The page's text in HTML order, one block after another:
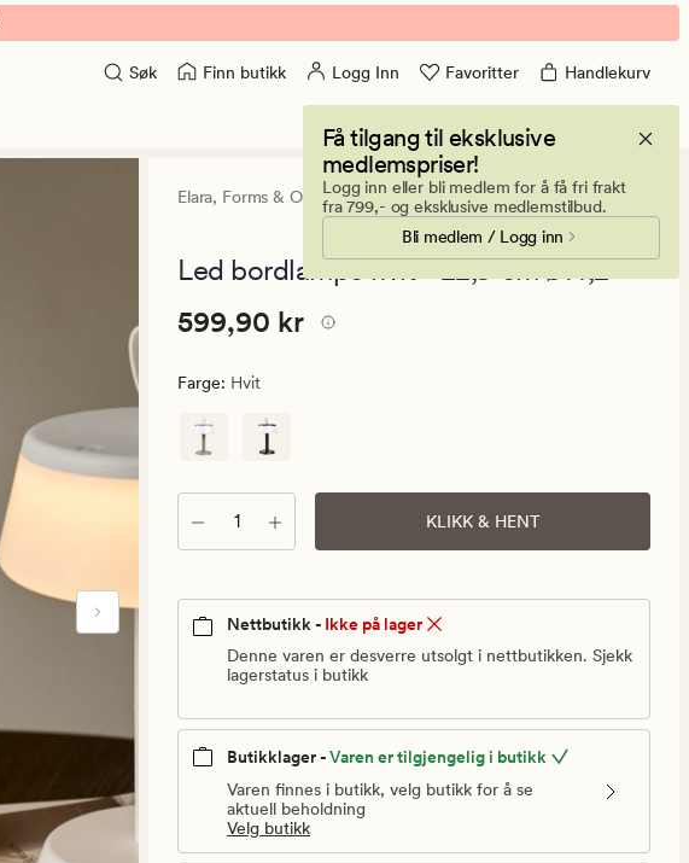
Søk Finn butikk Logg Inn Favoritter Handlekurv
Få tilgang til eksklusive
medlemspriser!
Logg inn eller bli medlem for å få fri frakt
fra 799,- og eksklusive medlemstilbud.
Bli medlem / Logg inn
Elara, Forms & Objects
0
en
0
Led bordlampe hvit - 22,9 cm ø14,2
Pris
599,90
kr.
Vanlig
pris
599,90
kr
Pris 599,90 kr
599,90 kr
Farge: Hvit
Antall KLIKK & HENT
Nettbutikk - Ikke på lager
Denne varen er desverre utsolgt i nettbutikken. Sjekk
lagerstatus i butikk
Butikklager -Varen er tilgjengelig i butikk
Varen finnes i butikk, velg butikk for å se
aktuell beholdning
Velg butikk